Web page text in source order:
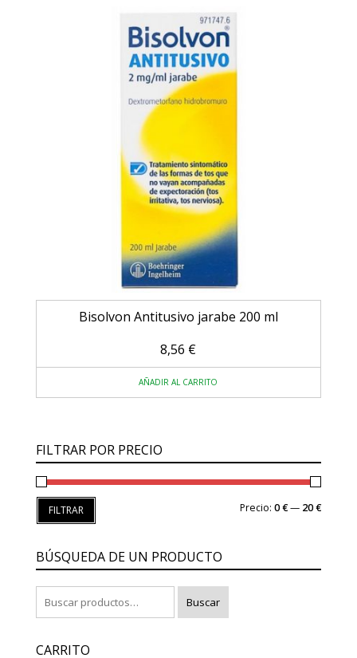
Bisolvon Antitusivo jarabe 200 ml
8,56 €
AÑADIR AL CARRITO
FILTRAR POR PRECIO
Precio
Precio
FILTRAR Precio:0 €— 20 €
BÚSQUEDA DE UN PRODUCTO
Buscar
CARRITO